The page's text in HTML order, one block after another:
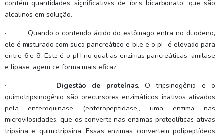
contém quantidades significativas de íons bicarbonato, que são
alcalinos em solução.
·Quando o conteúdo ácido do estômago entra no duodeno,
ele é misturado com suco pancreático e bile e o pH é elevado para
entre 6 e 8. Este é o pH no qual as enzimas pancreáticas, amilase
e lipase, agem de forma mais eficaz.
· Digestão de proteínas. O tripsinogênio e o
quimotripsinogênio são precursores enzimáticos inativos ativados
pela enteroquinase (enteropeptidase), uma enzima nas
microvilosidades, que os converte nas enzimas proteolíticas ativas
tripsina e quimotripsina. Essas enzimas convertem polipeptídeos